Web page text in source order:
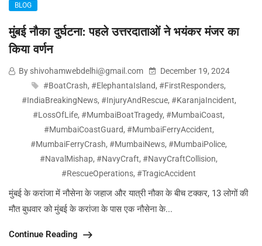
BLOG
मुंबई नौका दुर्घटना: पहले उत्तरदाताओं ने भयंकर मंजर का
किया वर्णन
By shivohamwebdelhi@gmail.com
December 19, 2024
#BoatCrash, #ElephantaIsland, #FirstResponders,
#IndiaBreakingNews, #InjuryAndRescue, #KaranjaIncident,
#LossOfLife, #MumbaiBoatTragedy, #MumbaiCoast,
#MumbaiCoastGuard, #MumbaiFerryAccident,
#MumbaiFerryCrash, #MumbaiNews, #MumbaiPolice,
#NavalMishap, #NavyCraft, #NavyCraftCollision,
#RescueOperations, #TragicAccident
मुंबई के करांजा में नौसेना के जहाज और यात्री नौका के बीच टक्कर, 13 लोगों की
मौत बुधवार को मुंबई के करांजा के पास एक नौसेना के...
Continue Reading